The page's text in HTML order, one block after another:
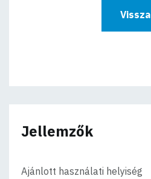
Vissza
Jellemzők
Ajánlott használati helyiség